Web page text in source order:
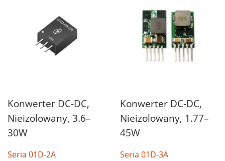
Konwerter DC-DC,
Nieizolowany, 3.6–
30W
Seria 01D-2A
Konwerter DC-DC,
Nieizolowany, 1.77–
45W
Seria 01D-3A